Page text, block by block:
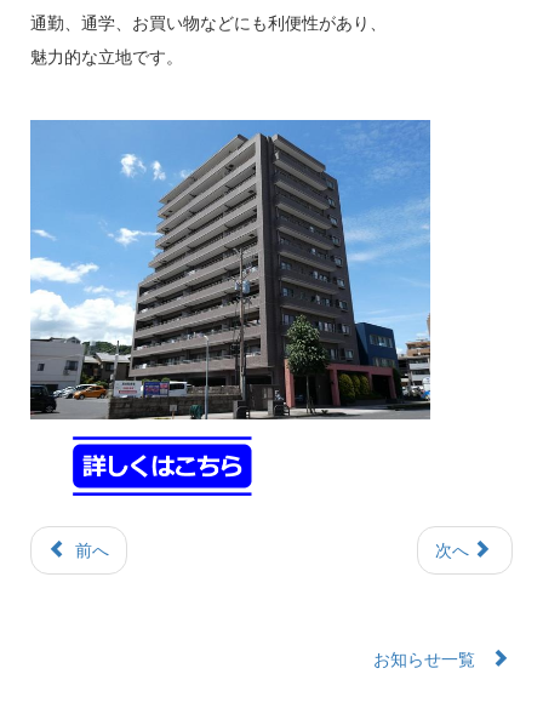
通勤、通学、お買い物などにも利便性があり、
魅力的な立地です。
前へ 次へ
お知らせ一覧